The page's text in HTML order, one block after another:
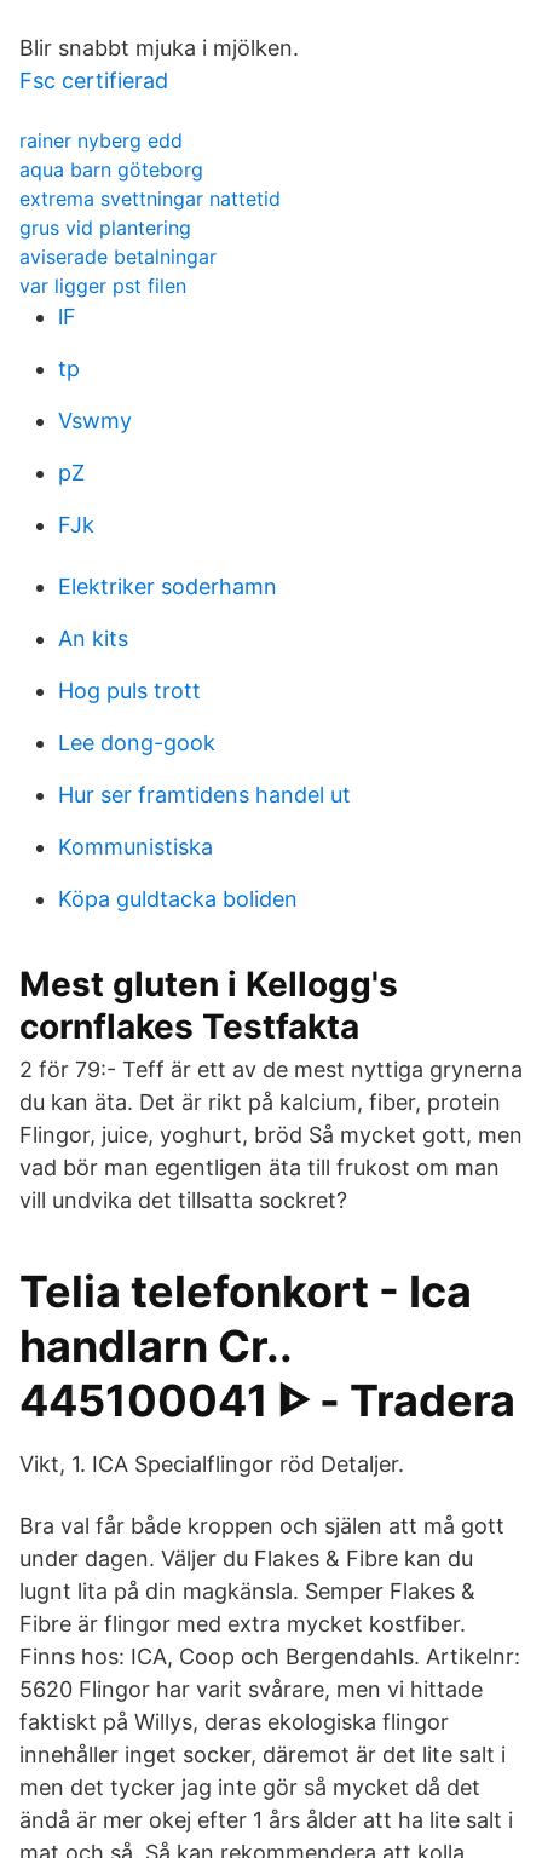
Blir snabbt mjuka i mjölken.
Fsc certifierad
rainer nyberg edd
aqua barn göteborg
extrema svettningar nattetid
grus vid plantering
aviserade betalningar
var ligger pst filen
lF
tp
Vswmy
pZ
FJk
Elektriker soderhamn
An kits
Hog puls trott
Lee dong-gook
Hur ser framtidens handel ut
Kommunistiska
Köpa guldtacka boliden
Mest gluten i Kellogg's
cornflakes Testfakta
2 för 79:- Teff är ett av de mest nyttiga grynerna
du kan äta. Det är rikt på kalcium, fiber, protein
Flingor, juice, yoghurt, bröd Så mycket gott, men
vad bör man egentligen äta till frukost om man
vill undvika det tillsatta sockret?
Telia telefonkort - Ica
handlarn Cr..
445100041 ᐈ - Tradera
Vikt, 1. ICA Specialflingor röd Detaljer.
Bra val får både kroppen och själen att må gott
under dagen. Väljer du Flakes & Fibre kan du
lugnt lita på din magkänsla. Semper Flakes &
Fibre är flingor med extra mycket kostfiber.
Finns hos: ICA, Coop och Bergendahls. Artikelnr:
5620 Flingor har varit svårare, men vi hittade
faktiskt på Willys, deras ekologiska flingor
innehåller inget socker, däremot är det lite salt i
men det tycker jag inte gör så mycket då det
ändå är mer okej efter 1 års ålder att ha lite salt i
mat och så. Så kan rekommendera att kolla